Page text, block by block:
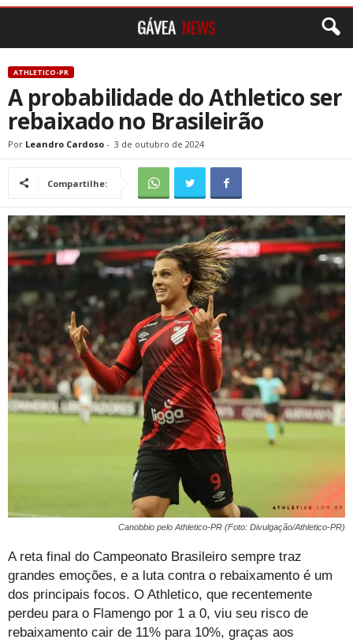
ATHLETICO-PR
A probabilidade do Athletico ser
rebaixado no Brasileirão
Por Leandro Cardoso - 3 de outubro de 2024
Compartilhe:
Canobbio pelo Athletico-PR (Foto: Divulgação/Athletico-PR)
A reta final do Campeonato Brasileiro sempre traz
grandes emoções, e a luta contra o rebaixamento é um
dos principais focos. O Athletico, que recentemente
perdeu para o Flamengo por 1 a 0, viu seu risco de
rebaixamento cair de 11% para 10%, graças aos